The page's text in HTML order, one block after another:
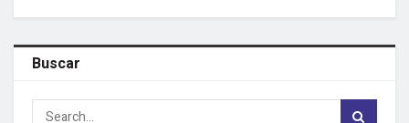
Buscar